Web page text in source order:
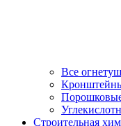
Все
Строительная